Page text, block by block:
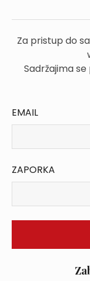
Za pristup do
Sadržajima
EMAIL
ZAPORKA